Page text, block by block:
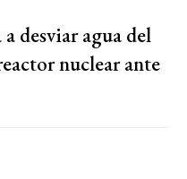
desviar agua del
nuclear ante